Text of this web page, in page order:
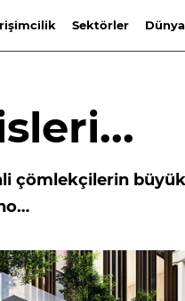
Sektörler Dünya
çömlekçilerin